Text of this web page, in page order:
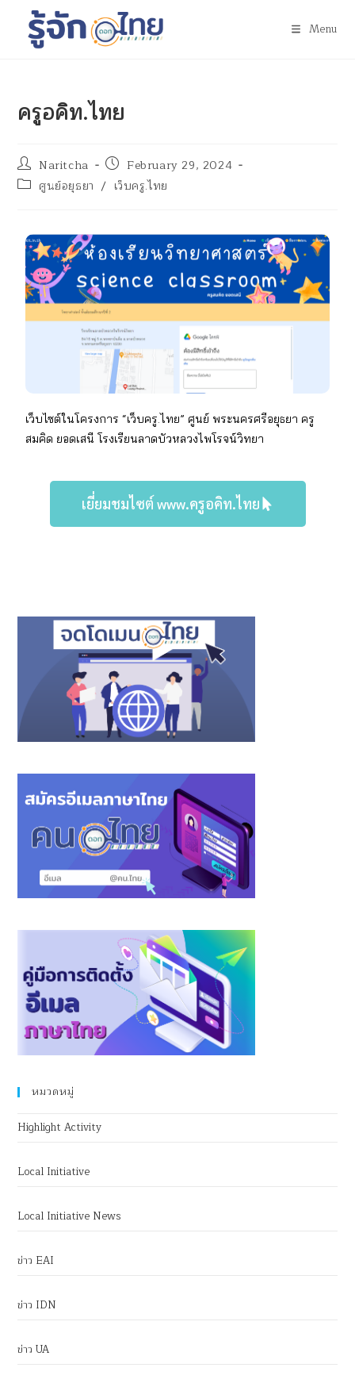
Menu
ครูอคิท.ไทย
Naritcha
February 29, 2024
ศูนย์อยุธยา / เว็บครู.ไทย
เว็บไซต์ในโครงการ “เว็บครู.ไทย” ศูนย์ พระนครศรีอยุธยา ครู
สมคิด ยอดเสนี โรงเรียนลาดบัวหลวงไพโรจน์วิทยา
เยี่ยมชมไซต์ www.ครูอคิท.ไทย
หมวดหมู่
Highlight Activity
Local Initiative
Local Initiative News
ข่าว EAI
ข่าว IDN
ข่าว UA